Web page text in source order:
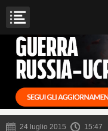
24 luglio 2015 15:47